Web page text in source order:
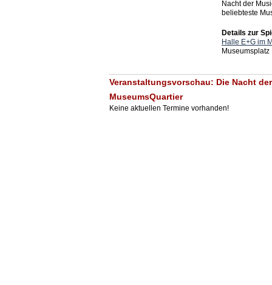
Nacht der
beliebteste
Details zur
Halle E+G im
Museumsplatz
Veranstaltungsvorschau: Die Nacht
MuseumsQuartier
Keine aktuellen Termine vorhanden!